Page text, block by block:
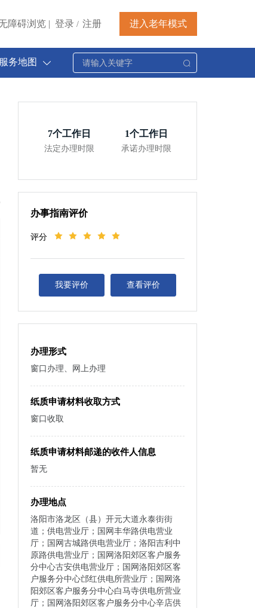
障碍浏览 | 登录 / 注册 进入老年模式
务地图
7个工作日
法定办理时限
1个工作日
承诺办理时限
办事指南评价
评分
我要评价 查看评价
办理形式
窗口办理、网上办理
纸质申请材料收取方式
窗口收取
纸质申请材料邮递的收件人信息
暂无
办理地点
洛阳市洛龙区（县）开元大道永泰街街
道；供电营业厅；国网丰华路供电营业
厅；国网古城路供电营业厅；洛阳吉利中
原路供电营业厅；国网洛阳郊区客户服务
分中心古安供电营业厅；国网洛阳郊区客
户服务分中心邙红供电所营业厅；国网洛
阳郊区客户服务分中心白马寺供电所营业
厅；国网洛阳郊区客户服务分中心辛店供